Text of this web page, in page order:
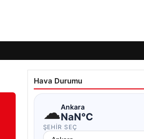
Hava Durumu
☁Ankara
NaN°C
ŞEHIR SEÇ